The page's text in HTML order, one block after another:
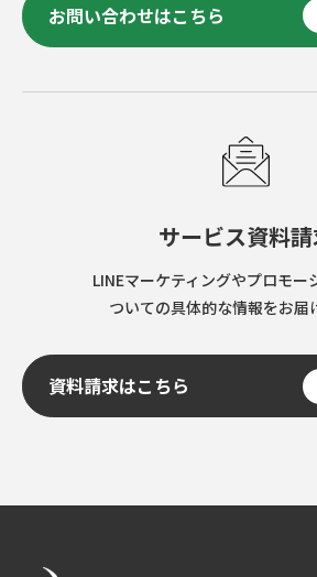
お問い合わせはこちら
サービス資料
LINEマーケティングやプロモー
ついての具体的な情報をお届
資料請求はこちら